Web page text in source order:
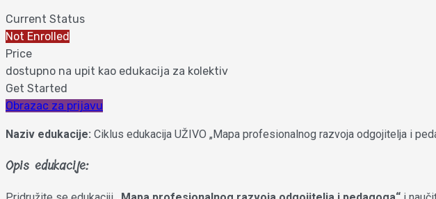
Current Status
Not Enrolled
Price
dostupno na upit kao edukacija za kolektiv
Get Started
Obrazac za prijavu
Naziv edukacije: Ciklus edukacija UŽIVO „Mapa profesionalnog razvoja odgojitelja i
Opis edukacije: